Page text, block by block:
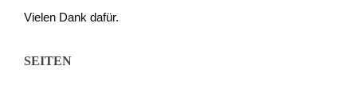
Vielen Dank dafür.
SEITEN